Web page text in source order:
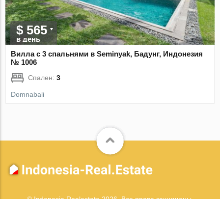
$ 565
в день
Вилла с 3 спальнями в Seminyak, Бадунг, Индонезия
№ 1006
Спален:3
Domnabali